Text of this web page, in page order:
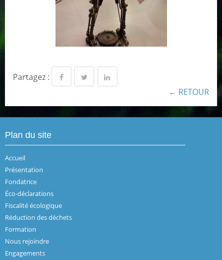
Partagez :
← RETOUR
Plan du site
Accueil
Présentation
Fondatrice
Éco-déclarations
Fiscalité écologique
Réduction des déchets
Formation
Nous rejoindre
Engagements